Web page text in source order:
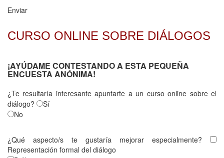
Enviar
CURSO ONLINE SOBRE DIÁLOGOS
¡AYÚDAME CONTESTANDO A ESTA PEQUEÑA
ENCUESTA ANÓNIMA!
¿Te resultaría interesante apuntarte a un curso online sobre el
diálogo?
Sí
No
¿Qué aspecto/s te gustaría mejorar especialmente?
Representación formal del diálogo